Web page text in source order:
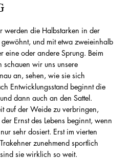
werden die Halbstarken in der
und mit etwa zweieinhalb
eine oder andere Sprung. Beim
schauen wir uns unsere
an, sehen, wie sie sich
Entwicklungsstand beginnt die
dann auch an den Sattel.
auf der Weide zu verbringen,
Ernst des Lebens beginnt, wenn
sehr dosiert. Erst im vierten
zunehmend sportlich
sie wirklich so weit.